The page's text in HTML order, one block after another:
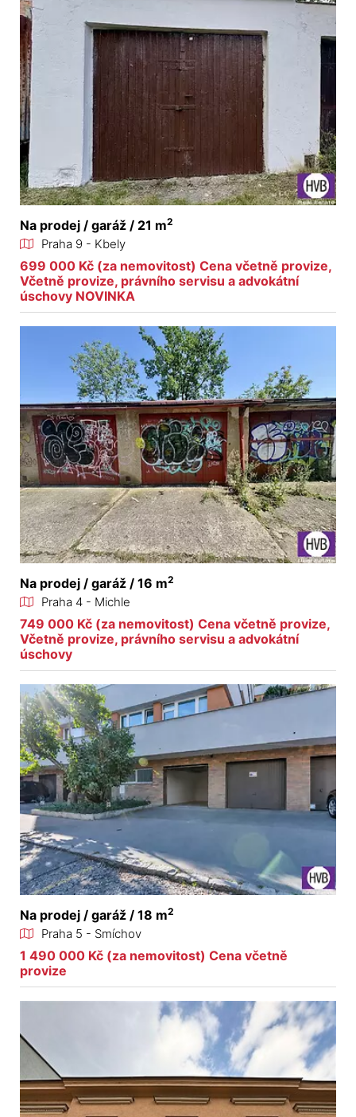
Na prodej / garáž / 21 m2
Praha 9 - Kbely
699 000 Kč (za nemovitost) Cena včetně provize,
Včetně provize, právního servisu a advokátní
úschovy NOVINKA
Na prodej / garáž / 16 m2
Praha 4 - Michle
749 000 Kč (za nemovitost) Cena včetně provize,
Včetně provize, právního servisu a advokátní
úschovy
Na prodej / garáž / 18 m2
Praha 5 - Smíchov
1 490 000 Kč (za nemovitost) Cena včetně
provize